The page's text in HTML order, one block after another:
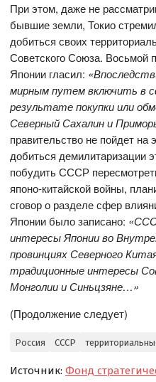
При этом, даже не
бывшие земли, Токио
добиться своих
Советского Союза. Восьмой
Японии гласил:
мирным путем включить в
результате покупки или
Северный Сахалин и
правительство не пойдет на
добиться демилитаризации
побудить СССР
японо-китайской войны,
сговор о разделе сфер
Японии было записано:
интересы Японии во
провинциях Северного
традиционные интересы
Монголии и Синьцзяне…»
(Продолжение следует)
Россия СССР
Источник:Фонд